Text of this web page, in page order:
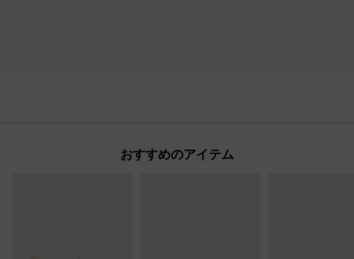
おすすめのアイテム